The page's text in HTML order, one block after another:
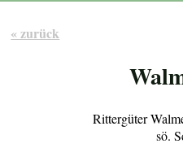
« zurück
Rittergüter
sö.